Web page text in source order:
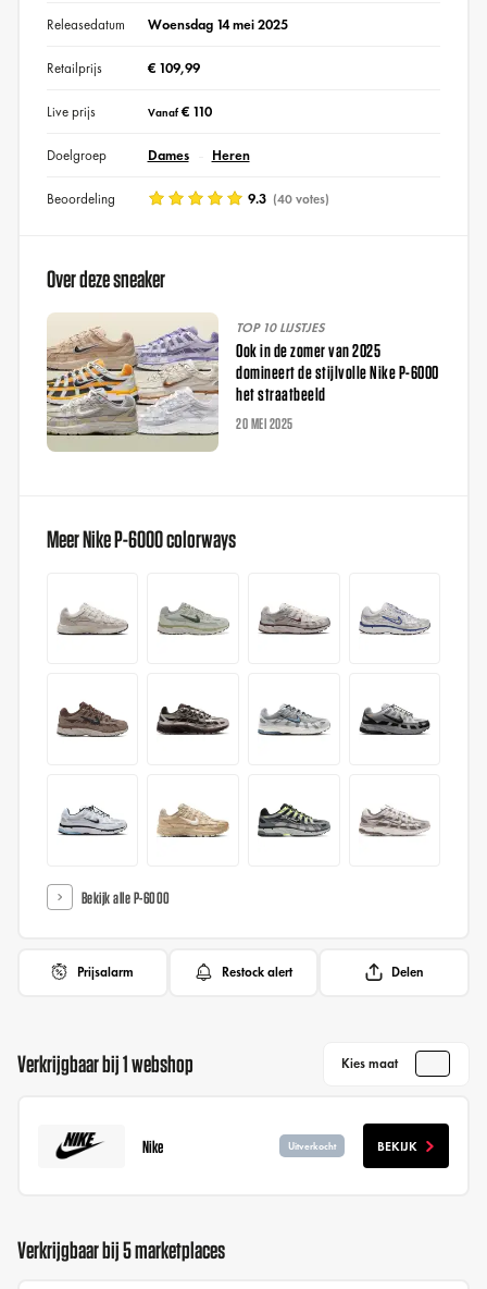
Releasedatum Woensdag 14 mei 2025
Retailprijs € 109,99
Live prijs Vanaf€ 110
Doelgroep Dames Heren
Beoordeling 9.3 (40 votes)
Over deze sneaker
TOP 10 LIJSTJES
Ook in de zomer van 2025
domineert de stijlvolle Nike P-6000
het straatbeeld
20 MEI 2025
Meer Nike P-6000 colorways
Bekijk alle P-6000
Prijsalarm Restock alert Delen
Verkrijgbaar bij 1 webshop Kies maat
Nike Uitverkocht BEKIJK
Verkrijgbaar bij 5 marketplaces